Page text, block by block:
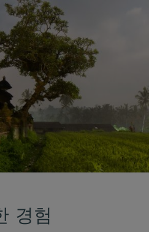
경험